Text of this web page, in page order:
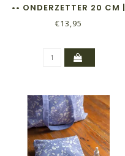
•• ONDERZETTER 20 CM |
SUMMER DAYS
€13,95